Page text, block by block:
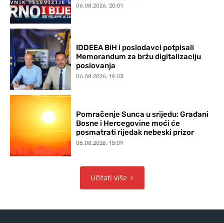
06.08.2026. 20:01
IDDEEA BiH i poslodavci potpisali
Memorandum za bržu digitalizaciju
poslovanja
06.08.2026. 19:03
Pomračenje Sunca u srijedu: Građani
Bosne i Hercegovine moći će
posmatrati rijedak nebeski prizor
06.08.2026. 18:09
Učitati više